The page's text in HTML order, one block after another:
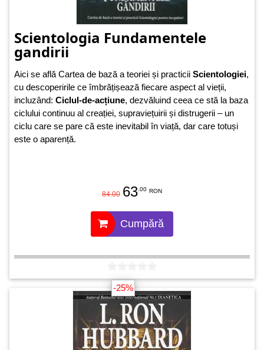
Scientologia Fundamentele
gandirii
Aici se află Cartea de bază a teoriei și practicii Scientologiei,
cu descoperirile ce îmbrățișează fiecare aspect al vieții,
incluzând: Ciclul-de-acțiune, dezvăluind ceea ce stă la baza
ciclului continuu al creației, supraviețuirii și distrugerii – un
ciclu care se pare că este inevitabil în viață, dar care totuși
este o aparență.
84.00 63 .00 RON
Cumpără
-25%